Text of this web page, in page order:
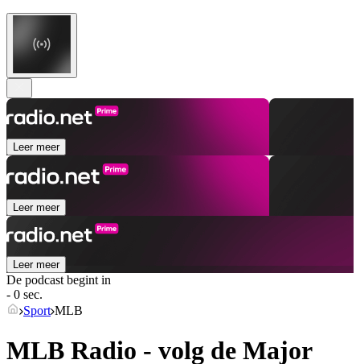
Leer meer
Leer meer
Leer meer
De podcast begint in
- 0 sec.
Sport MLB
MLB Radio - volg de Major